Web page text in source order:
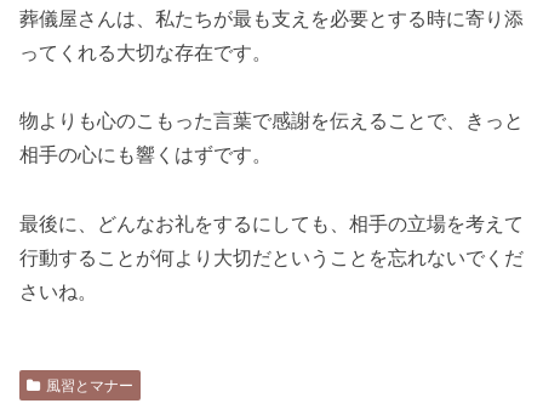
葬儀屋さんは、私たちが最も支えを必要とする時に寄り添
ってくれる大切な存在です。
物よりも心のこもった言葉で感謝を伝えることで、きっと
相手の心にも響くはずです。
最後に、どんなお礼をするにしても、相手の立場を考えて
行動することが何より大切だということを忘れないでくだ
さいね。
風習とマナー